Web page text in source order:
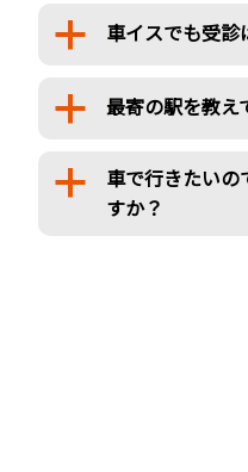
a 車イスでも受診
a 最寄の駅を教え
a
車で行きたいの
すか？